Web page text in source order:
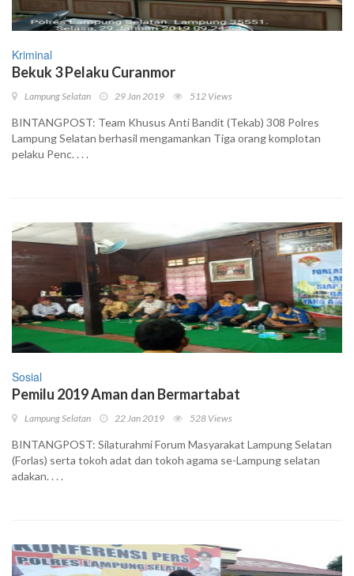
Kriminal
Bekuk 3 Pelaku Curanmor
Lampung Selatan 29 Jan 2019 512 Views
BINTANGPOST: Team Khusus Anti Bandit (Tekab) 308 Polres
Lampung Selatan berhasil mengamankan Tiga orang komplotan
pelaku Penc. . . .
Sosial
Pemilu 2019 Aman dan Bermartabat
Lampung Selatan 22 Jan 2019 528 Views
BINTANGPOST: Silaturahmi Forum Masyarakat Lampung Selatan
(Forlas) serta tokoh adat dan tokoh agama se-Lampung selatan
adakan. . . .